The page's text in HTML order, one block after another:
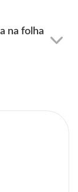
na folha